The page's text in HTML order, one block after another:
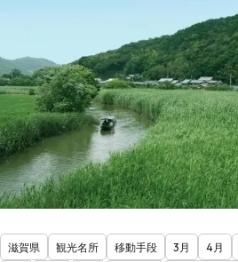
滋賀県 観光名所 移動手段 3月 4月